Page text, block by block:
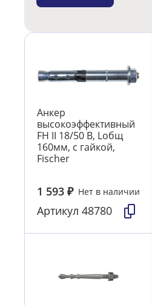
Анкер
высокоэффективный
FH II 18/50 В, Lобщ
160мм, с гайкой,
Fischer
1 593 ₽ Нет в наличии
Артикул 48780